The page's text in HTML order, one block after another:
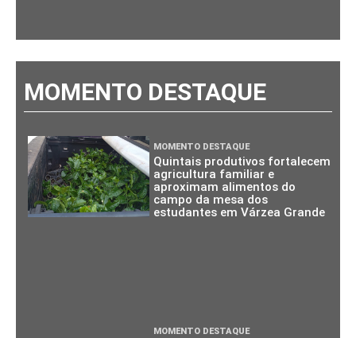
MOMENTO DESTAQUE
MOMENTO DESTAQUE
Quintais produtivos fortalecem
agricultura familiar e
aproximam alimentos do
campo da mesa dos
estudantes em Várzea Grande
MOMENTO DESTAQUE